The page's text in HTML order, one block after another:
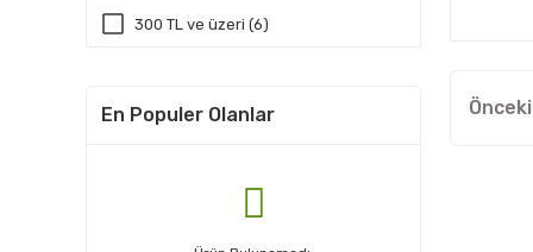
300 TL ve üzeri (6)
En Populer Olanlar